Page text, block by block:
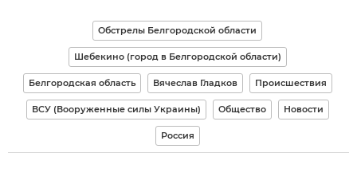
Обстрелы Белгородской области
Шебекино (город в Белгородской области)
Белгородская область Вячеслав Гладков Происшествия
ВСУ (Вооруженные силы Украины) Общество Новости
Россия